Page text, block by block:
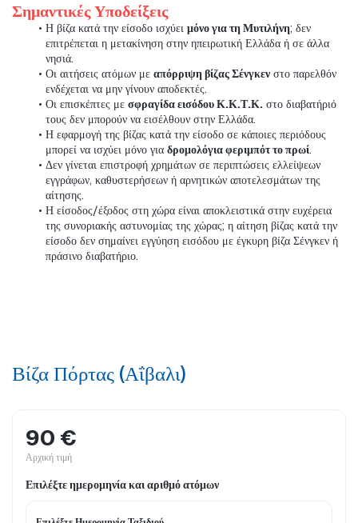
Σημαντικές Υποδείξεις
Η βίζα κατά την είσοδο ισχύει μόνο για τη Μυτιλήνη; δεν
επιτρέπεται η μετακίνηση στην ηπειρωτική Ελλάδα ή σε άλλα
νησιά.
Οι αιτήσεις ατόμων με απόρριψη βίζας Σένγκεν στο παρελθόν
ενδέχεται να μην γίνουν αποδεκτές.
Οι επισκέπτες με σφραγίδα εισόδου Κ.Κ.Τ.Κ. στο διαβατήριό
τους δεν μπορούν να εισέλθουν στην Ελλάδα.
Η εφαρμογή της βίζας κατά την είσοδο σε κάποιες περιόδους
μπορεί να ισχύει μόνο για δρομολόγια φεριμπότ το πρωί.
Δεν γίνεται επιστροφή χρημάτων σε περιπτώσεις ελλείψεων
εγγράφων, καθυστερήσεων ή αρνητικών αποτελεσμάτων της
αίτησης.
Η είσοδος/έξοδος στη χώρα είναι αποκλειστικά στην ευχέρεια
της συνοριακής αστυνομίας της χώρας; η αίτηση βίζας κατά την
είσοδο δεν σημαίνει εγγύηση εισόδου με έγκυρη βίζα Σένγκεν ή
πράσινο διαβατήριο.
Βίζα Πόρτας (Αΐβαλι)
90 €
Αρχική τιμή
Επιλέξτε ημερομηνία και αριθμό ατόμων